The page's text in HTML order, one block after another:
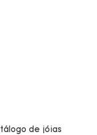
de jóias